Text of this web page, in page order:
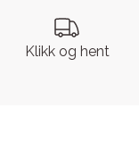
Klikk og hent